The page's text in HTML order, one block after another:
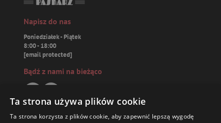
Napisz do nas
Poniedziałek - Piątek
8:00 - 18:00
[email protected]
Bądź z nami na bieżąco
Ta strona używa plików cookie
Ta strona korzysta z plików cookie, aby zapewnić lepszą wygodę